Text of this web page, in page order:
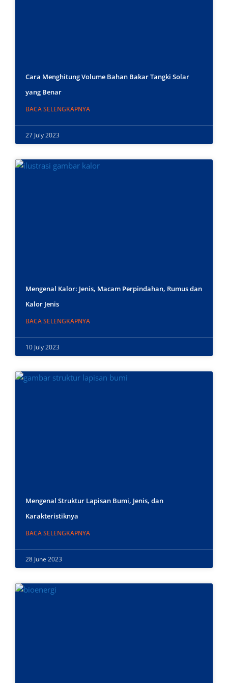
Cara Menghitung Volume Bahan Bakar Tangki Solar
yang Benar
BACA SELENGKAPNYA
27 July 2023
Mengenal Kalor: Jenis, Macam Perpindahan, Rumus dan
Kalor Jenis
BACA SELENGKAPNYA
10 July 2023
Mengenal Struktur Lapisan Bumi, Jenis, dan
Karakteristiknya
BACA SELENGKAPNYA
28 June 2023